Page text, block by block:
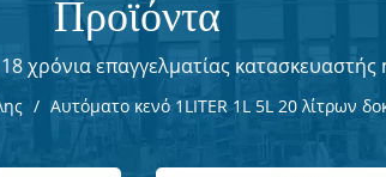
Προϊόντα
χρόνια επαγγελματίας κατασκευαστής
/ Αυτόματο κενό 1LITER 1L 5L 20 λίτρων